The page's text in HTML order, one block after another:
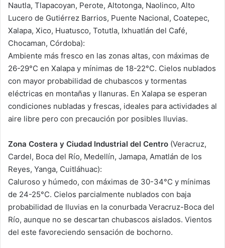
Nautla, Tlapacoyan, Perote, Altotonga, Naolinco, Alto
Lucero de Gutiérrez Barrios, Puente Nacional, Coatepec,
Xalapa, Xico, Huatusco, Totutla, Ixhuatlán del Café,
Chocaman, Córdoba):
Ambiente más fresco en las zonas altas, con máximas de
26-29°C en Xalapa y mínimas de 18-22°C. Cielos nublados
con mayor probabilidad de chubascos y tormentas
eléctricas en montañas y llanuras. En Xalapa se esperan
condiciones nubladas y frescas, ideales para actividades al
aire libre pero con precaución por posibles lluvias.
Zona Costera y Ciudad Industrial del Centro (Veracruz,
Cardel, Boca del Río, Medellín, Jamapa, Amatlán de los
Reyes, Yanga, Cuitláhuac):
Caluroso y húmedo, con máximas de 30-34°C y mínimas
de 24-25°C. Cielos parcialmente nublados con baja
probabilidad de lluvias en la conurbada Veracruz-Boca del
Río, aunque no se descartan chubascos aislados. Vientos
del este favoreciendo sensación de bochorno.